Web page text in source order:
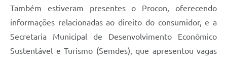
Também estiveram presentes o Procon, oferecendo
informações relacionadas ao direito do consumidor, e a
Secretaria Municipal de Desenvolvimento Econômico
Sustentável e Turismo (Semdes), que apresentou vagas